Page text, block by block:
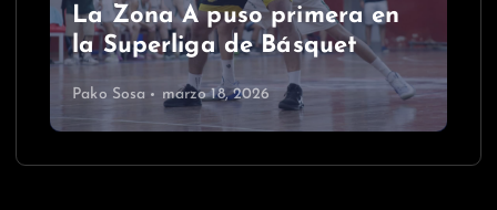
La Zona A puso primera en
la Superliga de Básquet
Pako Sosa marzo 18, 2026